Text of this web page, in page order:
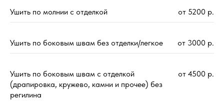
Ушить по молнии с отделкой от 5200 р.
Ушить по боковым швам без отделки/легкое от 3000 р.
Ушить по боковым швам с отделкой
(драпировка, кружево, камни и прочее) без
регилина
от 4500 р.